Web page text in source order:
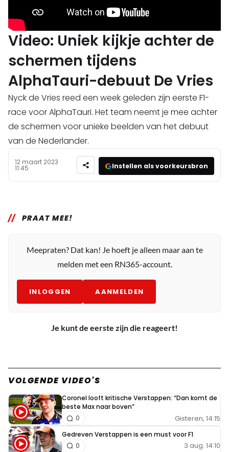
Video: Uniek kijkje achter de
schermen tijdens
AlphaTauri-debuut De Vries
Nyck de Vries reed een week geleden zijn eerste F1-
race voor AlphaTauri. Het team neemt je mee achter
de schermen voor unieke beelden van het debuut
van de Nederlander.
12 maart 2023
11:45 Instellen als voorkeursbron
PRAAT MEE!
Meepraten? Dat kan! Je hoeft je alleen maar aan te
melden met een RN365-account.
INLOGGEN AANMELDEN
Je kunt de eerste zijn die reageert!
VOLGENDE VIDEO'S
Coronel looft kritische Verstappen: “Dan komt de
beste Max naar boven”
Gisteren, 14:15
0
Gedreven Verstappen is een must voor F1
3 aug. 14:10
0